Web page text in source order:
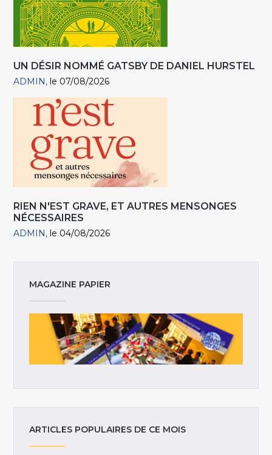
UN DÉSIR NOMMÉ GATSBY DE DANIEL HURSTEL
ADMIN le 07/08/2026
RIEN N'EST GRAVE, ET AUTRES MENSONGES
NÉCESSAIRES
ADMIN le 04/08/2026
MAGAZINE PAPIER
ARTICLES POPULAIRES DE CE MOIS